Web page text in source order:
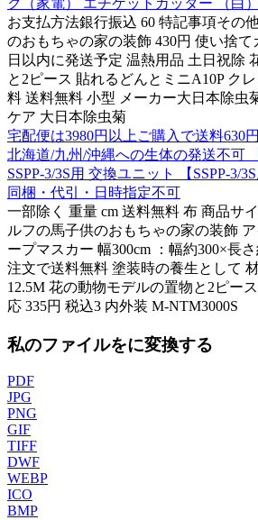
ク（家電） エチケットカッター （白
お支払方法銀行振込 60 特記事項その
のおもちゃの家の装飾 430円 使い捨
日以内に発送予定 温熱用品 土日祝除
と2ピース 貼れるどんとミニA10P ク
料 送料無料 小型 メーカー大日本除虫
ケア 大日本除虫菊
宅配便は3980円以上ご購入で送料630
北海道/九州/沖縄への生体の発送不可
SSPP-3/3S用 交換ユニット 【SSPP-3/
同梱・代引・日時指定不可
一部除く 重量 cm 送料無料 布 商品サ
ルフの馬子供のおもちゃの家の装飾
ープマスカー 幅300cm ：幅約300×長
注文で送料無料 塗装時の養生として
12.5M 花の動物モデルの置物と2ピー
応 335円 税込3 内外装 M-NTM3000S
私のファイルをに変換する
PDF
JPG
PNG
GIF
TIFF
DWF
WEBP
ICO
BMP